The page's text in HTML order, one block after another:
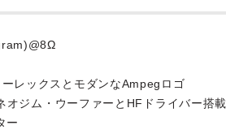
レックスとモダンなAmpegロゴ
ジム・ウーファーとHFドライバー搭載
ー